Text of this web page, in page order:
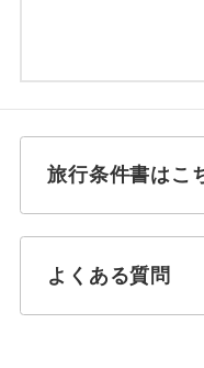
旅行条件書はこ
よくある質問